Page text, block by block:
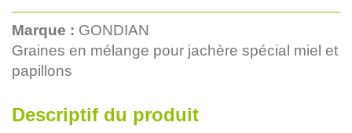
Marque : GONDIAN
Graines en mélange pour jachère spécial miel et
papillons
Descriptif du produit